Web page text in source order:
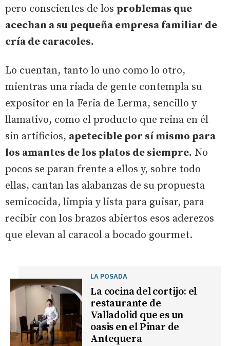
pero conscientes de los problemas que
acechan a su pequeña empresa familiar de
cría de caracoles.
Lo cuentan, tanto lo uno como lo otro,
mientras una riada de gente contempla su
expositor en la Feria de Lerma, sencillo y
llamativo, como el producto que reina en él
sin artificios, apetecible por sí mismo para
los amantes de los platos de siempre. No
pocos se paran frente a ellos y, sobre todo
ellas, cantan las alabanzas de su propuesta
semicocida, limpia y lista para guisar, para
recibir con los brazos abiertos esos aderezos
que elevan al caracol a bocado gourmet.
LA POSADA
La cocina del cortijo: el
restaurante de
Valladolid que es un
oasis en el Pinar de
Antequera